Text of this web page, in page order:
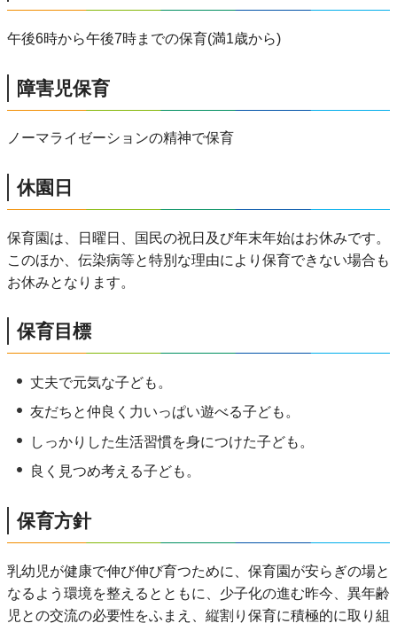
午後6時から午後7時までの保育(満1歳から)
障害児保育
ノーマライゼーションの精神で保育
休園日
保育園は、日曜日、国民の祝日及び年末年始はお休みです。
このほか、伝染病等と特別な理由により保育できない場合も
お休みとなります。
保育目標
丈夫で元気な子ども。
友だちと仲良く力いっぱい遊べる子ども。
しっかりした生活習慣を身につけた子ども。
良く見つめ考える子ども。
保育方針
乳幼児が健康で伸び伸び育つために、保育園が安らぎの場と
なるよう環境を整えるとともに、少子化の進む昨今、異年齢
児との交流の必要性をふまえ、縦割り保育に積極的に取り組